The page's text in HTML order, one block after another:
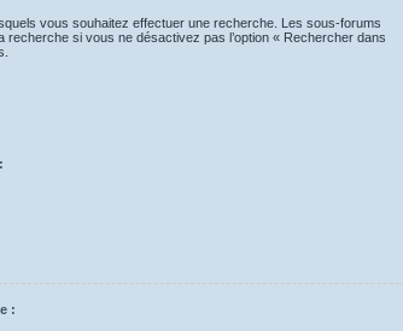
vous souhaitez effectuer une recherche. Les sous-forums
recherche si vous ne désactivez pas l’option « Rechercher dans
: